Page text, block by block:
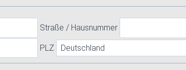
Straße / Hausnummer
PLZ